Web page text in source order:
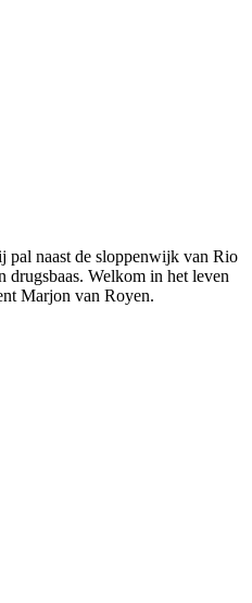
pal naast de sloppenwijk van Rio
drugsbaas. Welkom in het leven
Marjon van Royen.